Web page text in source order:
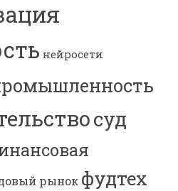
нейросети
суд
рынок фудтех